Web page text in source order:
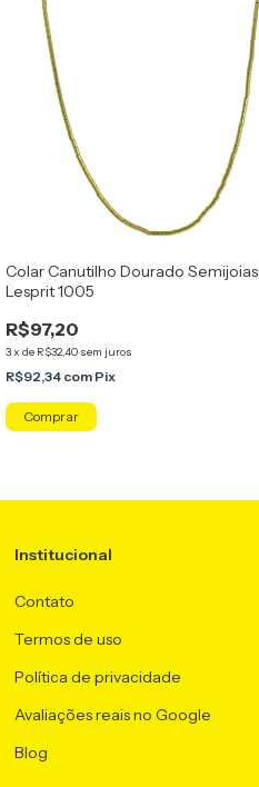
Colar Canutilho Dourado Semijoias
Lesprit 1005
R$97,20
3x de R$32,40 sem juros
R$92,34 com Pix
Institucional
Contato
Termos de uso
Política de privacidade
Avaliações reais no Google
Blog